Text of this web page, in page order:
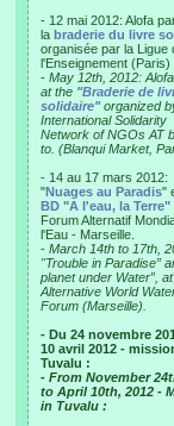
- 12 mai 2012: Alofa
la braderie du livre
organisée par la Ligue
l'Enseignement (Paris)
- May 12th, 2012:
at the "Braderie de
solidaire"organized
International Solidarity
Network of NGOs AT
to. (Blanqui Market,
- 14 au 17 mars 2012:
"Nuages au Paradis"
BD "A l'eau, la Terre"
Forum Alternatif
l'Eau - Marseille.
- March 14th to 17th,
"Trouble in Paradise”
planet under Water”,
Alternative World
Forum (Marseille).
- Du 24 novembre
10 avril 2012 -
Tuvalu :
- From November
to April 10th, 2012 -
in Tuvalu :